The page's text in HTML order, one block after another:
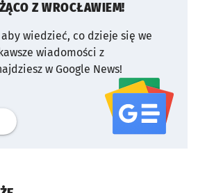
Z WROCŁAWIEM!
wiedzieć, co dzieje się we
wiadomości z
w Google News!
profil serwisu